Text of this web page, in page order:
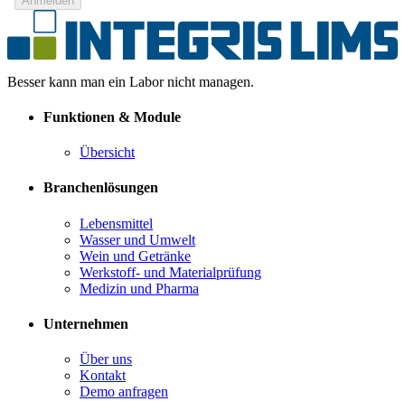
Besser kann man ein Labor nicht managen.
Funktionen & Module
Übersicht
Branchenlösungen
Lebensmittel
Wasser und Umwelt
Wein und Getränke
Werkstoff- und Materialprüfung
Medizin und Pharma
Unternehmen
Über uns
Kontakt
Demo anfragen